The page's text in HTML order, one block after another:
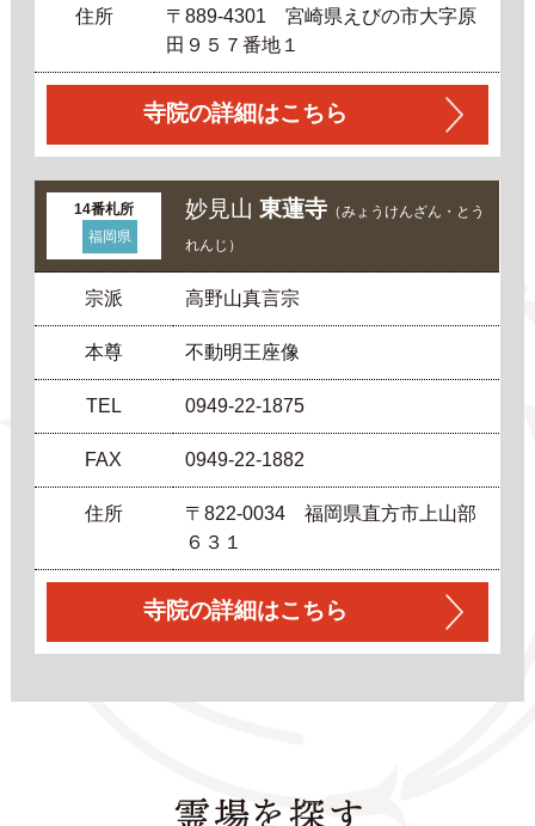
住所
〒889-4301 宮崎県えびの市大字原
田９５７番地１
寺院の詳細はこちら
14番札所
福岡県
妙見山 東蓮寺（みょうけんざん・とう
れんじ）
宗派 高野山真言宗
本尊 不動明王座像
TEL 0949-22-1875
FAX 0949-22-1882
住所
〒822-0034 福岡県直方市上山部
６３１
寺院の詳細はこちら